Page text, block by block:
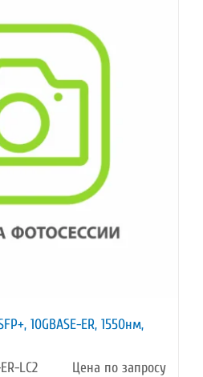
10GBASE-ER, 1550нм,
LC2
Цена по запросу